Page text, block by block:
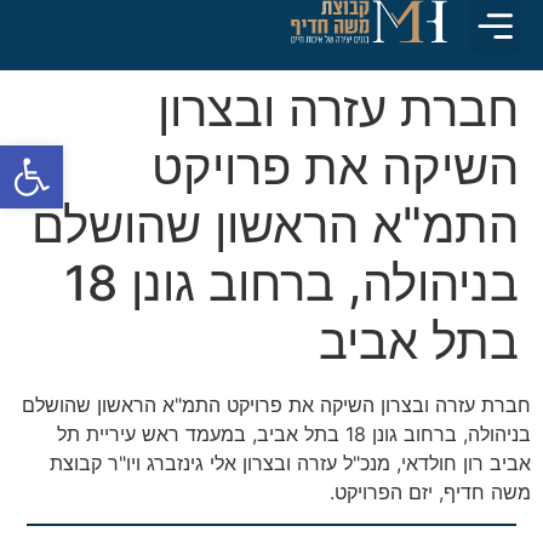
חברת עזרה ובצרון
השיקה את פרויקט
התמ"א הראשון שהושלם
בניהולה, ברחוב גונן 18
בתל אביב
חברת עזרה ובצרון השיקה את פרויקט התמ"א הראשון שהושלם
בניהולה, ברחוב גונן 18 בתל אביב, במעמד ראש עיריית תל
אביב רון חולדאי, מנכ"ל עזרה ובצרון אלי גינזברג ויו"ר קבוצת
משה חדיף, יזם הפרויקט.
פתח